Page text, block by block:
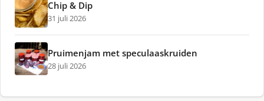
Chip & Dip
31 juli 2026
Pruimenjam met speculaaskruiden
28 juli 2026